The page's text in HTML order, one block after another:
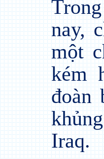
nay,
một
kém
đoàn
Iraq.